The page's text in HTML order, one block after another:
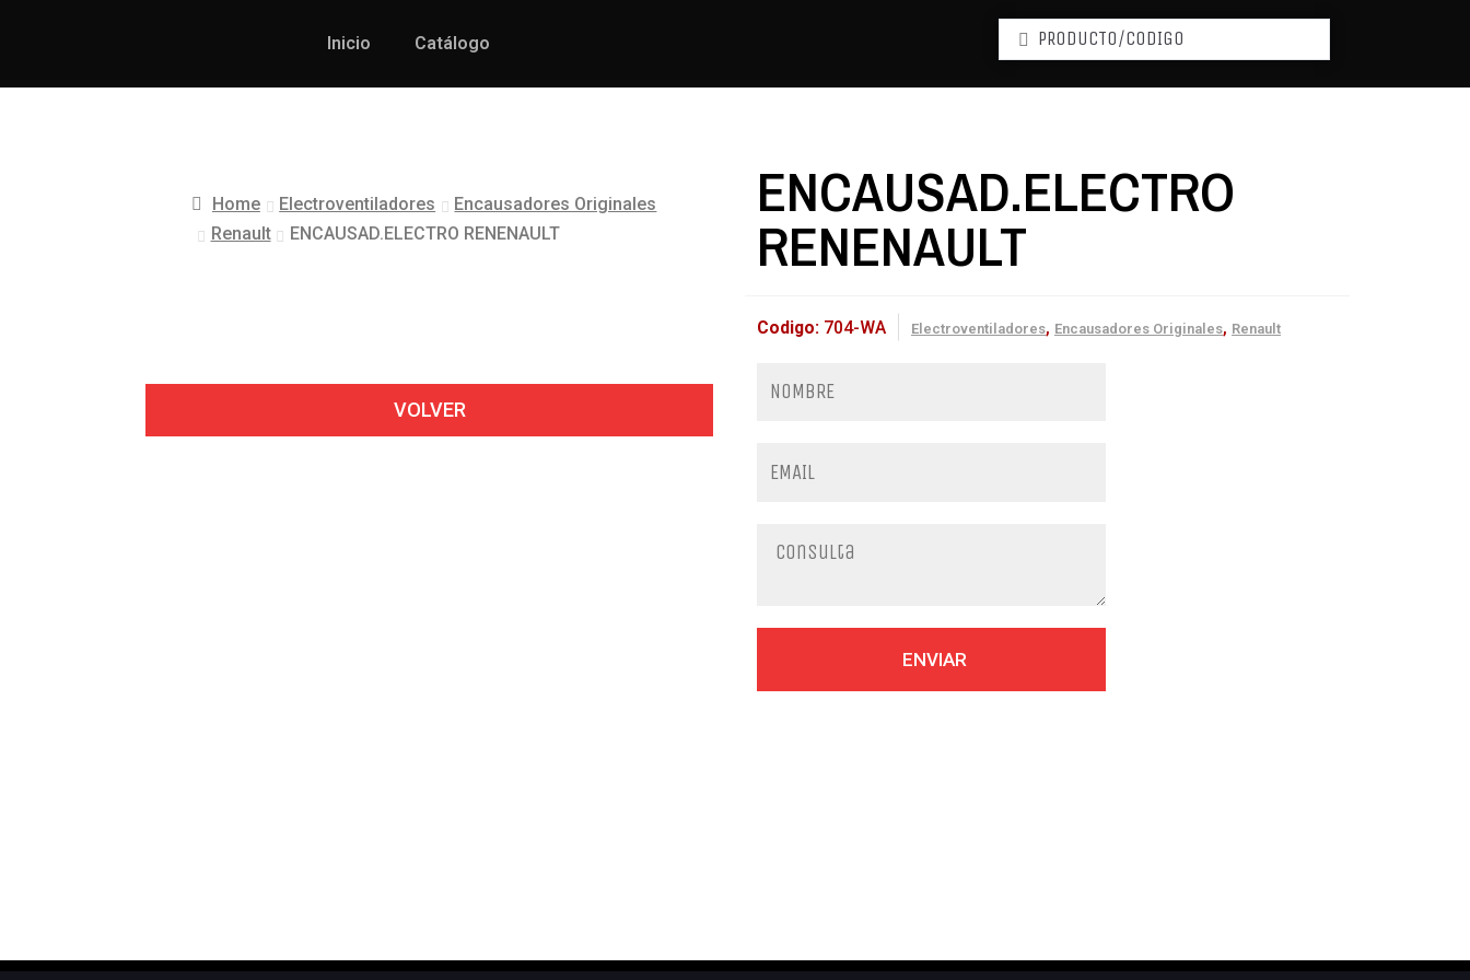
Inicio Catálogo
Home Electroventiladores
Encausadores Originales
Renault
ENCAUSAD.ELECTRO RENENAULT
VOLVER
ENCAUSAD.ELECTRO
RENENAULT
Codigo: 704-WA Electroventiladores, Encausadores Originales, Renault